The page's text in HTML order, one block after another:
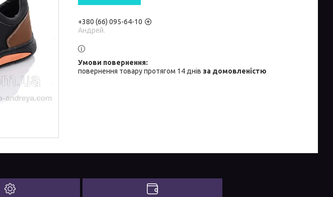
+380 (66) 095-64-10
Андрей.
повернення товару протягом 14 днів за домовленістю